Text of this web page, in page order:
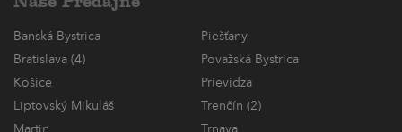
Banská Bystrica
Piešťany
Bratislava (4)
Považská Bystrica
Košice
Prievidza
Liptovský Mikuláš
Trenčín (2)
Martin
Trnava